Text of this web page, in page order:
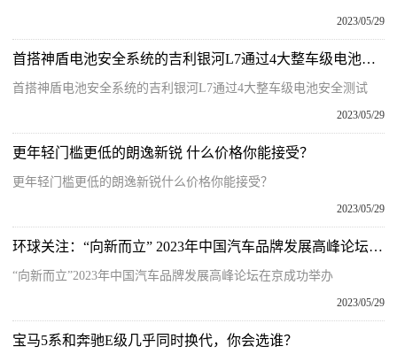
2023/05/29
首搭神盾电池安全系统的吉利银河L7通过4大整车级电池安全测试
首搭神盾电池安全系统的吉利银河L7通过4大整车级电池安全测试
2023/05/29
更年轻门槛更低的朗逸新锐 什么价格你能接受？
更年轻门槛更低的朗逸新锐什么价格你能接受？
2023/05/29
环球关注：“向新而立” 2023年中国汽车品牌发展高峰论坛在京成功举办
“向新而立”2023年中国汽车品牌发展高峰论坛在京成功举办
2023/05/29
宝马5系和奔驰E级几乎同时换代，你会选谁？